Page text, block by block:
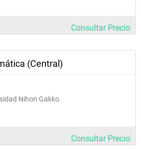
II
Consultar Precio
(Central)
Nihon Gakko
Consultar Precio